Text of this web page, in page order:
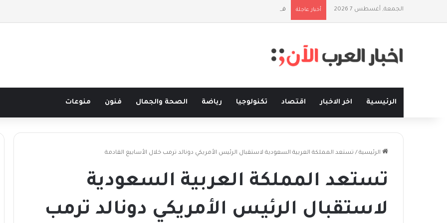
الجمعة, أغسطس 7 2026 أخبار عاجلة فلسفة الخيط والموج: نصف قرن في مدرسة البحر مع غسان المزيدي
الرئيسية اخر الاخبار اقتصاد تكنولوجيا رياضة الصحة والجمال فنون منوعات
الرئيسية / تستعد المملكة العربية السعودية لاستقبال الرئيس الأمريكي دونالد ترمب خلال الأسابيع القادمة
تستعد المملكة العربية السعودية
لاستقبال الرئيس الأمريكي دونالد ترمب